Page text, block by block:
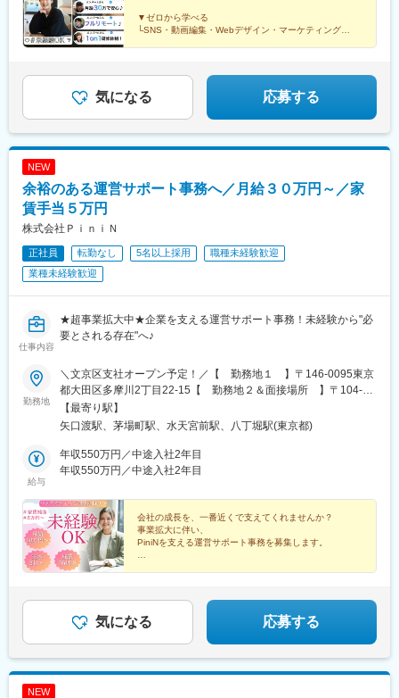
▼ゼロから学べる
└SNS・動画編集・Webデザイン・マーケティング
▼働きやすさも抜群
└月給30万円～／リモート可／年休125日可
気になる 応募する
NEW
余裕のある運営サポート事務へ／月給３０万円～／家
賃手当５万円
株式会社ＰｉｎｉＮ
正社員 転勤なし 5名以上採用
職種未経験歓迎
業種未経験歓迎
仕事内容
★超事業拡大中★企業を支える運営サポート事務！未経験から"必
要とされる存在"へ♪
勤務地
＼文京区支社オープン予定！／【 勤務地１ 】〒146-0095東京
都大田区多摩川2丁目22-15【 勤務地２＆面接場所 】〒104-
0033東京都中央区新川1-3-3 グリーンオーク茅場町４F茅場町駅徒
歩２分 日本橋駅徒歩７分【その他勤務地】・関東圏内（東京
転勤はございません。※本社勤務「事務」の詳細は面接でお話しさ
せていただきます。
【最寄り駅】
矢口渡駅、茅場町駅、水天宮前駅、八丁堀駅(東京都)
給与
年収550万円／中途入社2年目
年収550万円／中途入社2年目
会社の成長を、一番近くで支えてくれませんか？
事業拡大に伴い、
PiniNを支える運営サポート事務を募集します。
・残業ほぼなし
あなたが、会社に欠かせない存在になります。
気になる 応募する
NEW